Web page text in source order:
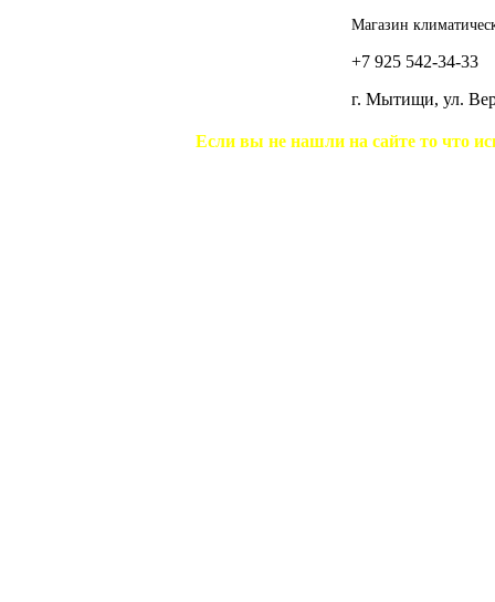
Магазин
+7 925 542-34-33
г. Мытищи, ул.
Если вы не нашли на сайте то что